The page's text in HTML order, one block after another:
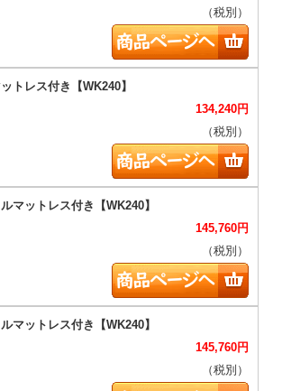
（税別）
134,240円
（税別）
145,760円
（税別）
145,760円
（税別）